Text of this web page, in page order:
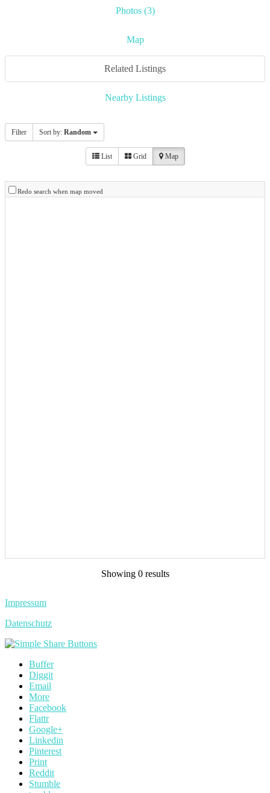
Photos (3)
Map
Related Listings
Nearby Listings
Filter Sort by: Random
List Grid Map
Redo search when map moved
Showing 0 results
Impressum
Datenschutz
Buffer
Diggit
Email
More
Facebook
Flattr
Google+
Linkedin
Pinterest
Print
Reddit
Stumble